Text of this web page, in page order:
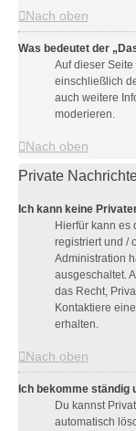
Nach oben
Was bedeutet der
Auf dieser
einschließlich
auch weitere
moderieren.
Nach oben
Private
Ich kann keine
Hierfür kann es
registriert und /
Administration
ausgeschaltet.
das Recht,
Kontaktiere
erhalten.
Nach oben
Ich bekomme
Du kannst
automatisch